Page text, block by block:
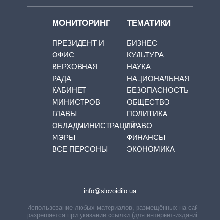
МОНИТОРИНГ
ПРЕЗИДЕНТ И
ОФИС
ВЕРХОВНАЯ
РАДА
КАБИНЕТ
МИНИСТРОВ
ГЛАВЫ
ОБЛАДМИНИСТРАЦИЙ
МЭРЫ
ВСЕ ПЕРСОНЫ
ТЕМАТИКИ
БИЗНЕС
КУЛЬТУРА
НАУКА
НАЦИОНАЛЬНАЯ
БЕЗОПАСНОСТЬ
ОБЩЕСТВО
ПОЛИТИКА
ПРАВО
ФИНАНСЫ
ЭКОНОМИКА
info@slovoidilo.ua
Использование любых материалов, размещённых на сайте,
разрешается при указании ссылки (для интернет-изданий —